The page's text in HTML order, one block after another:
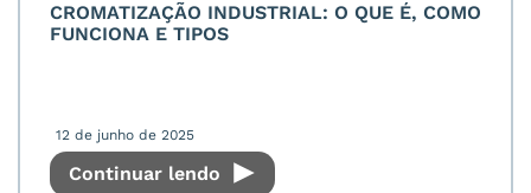
CROMATIZAÇÃO INDUSTRIAL: O QUE É, COMO
FUNCIONA E TIPOS
12 de junho de 2025
Continuar lendo